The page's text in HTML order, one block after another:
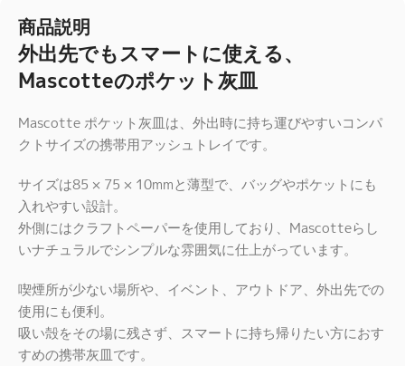
商品説明
外出先でもスマートに使える、
Mascotteのポケット灰皿
Mascotte ポケット灰皿は、外出時に持ち運びやすいコンパ
クトサイズの携帯用アッシュトレイです。
サイズは85 × 75 × 10mmと薄型で、バッグやポケットにも
入れやすい設計。
外側にはクラフトペーパーを使用しており、Mascotteらし
いナチュラルでシンプルな雰囲気に仕上がっています。
喫煙所が少ない場所や、イベント、アウトドア、外出先での
使用にも便利。
吸い殻をその場に残さず、スマートに持ち帰りたい方におす
すめの携帯灰皿です。